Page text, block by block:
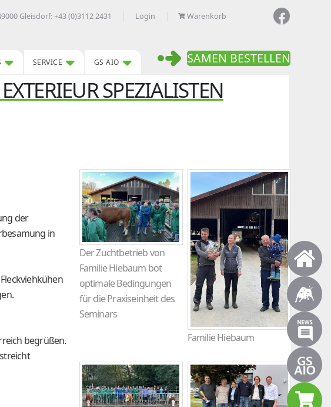
Gleisdorf: +43 (0)3112 2431 Login Warenkorb
SERVICE GS AIO SAMEN BESTELLEN
SPEZIALISTEN
Der Zuchtbetrieb von
Familie Hiebaum bot
optimale Bedingungen
für die Praxiseinheit des
Seminars
Familie Hiebaum
der
in
begrüßen.